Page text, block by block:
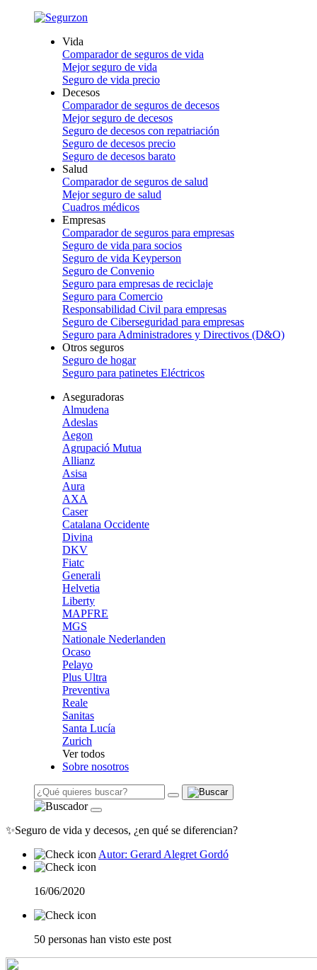
Vida
Comparador de seguros de vida
Mejor seguro de vida
Seguro de vida precio
Decesos
Comparador de seguros de decesos
Mejor seguro de decesos
Seguro de decesos con repatriación
Seguro de decesos precio
Seguro de decesos barato
Salud
Comparador de seguros de salud
Mejor seguro de salud
Cuadros médicos
Empresas
Comparador de seguros para empresas
Seguro de vida para socios
Seguro de vida Keyperson
Seguro de Convenio
Seguro para empresas de reciclaje
Seguro para Comercio
Responsabilidad Civil para empresas
Seguro de Ciberseguridad para empresas
Seguro para Administradores y Directivos (D&O)
Otros seguros
Seguro de hogar
Seguro para patinetes Eléctricos
Aseguradoras
Almudena
Adeslas
Aegon
Agrupació Mutua
Allianz
Asisa
Aura
AXA
Caser
Catalana Occidente
Divina
DKV
Fiatc
Generali
Helvetia
Liberty
MAPFRE
MGS
Nationale Nederlanden
Ocaso
Pelayo
Plus Ultra
Preventiva
Reale
Sanitas
Santa Lucía
Zurich
Ver todos
Sobre nosotros
✨Seguro de vida y decesos, ¿en qué se diferencian?
Autor: Gerard Alegret Gordó
16/06/2020
50 personas han visto este post